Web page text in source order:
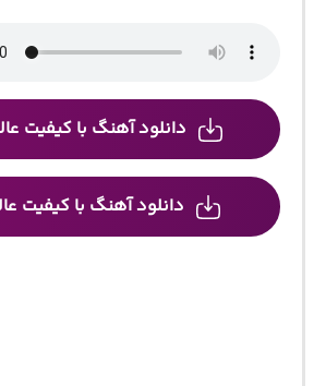
دانلود آهنگ با کیفیت عالی
دانلود آهنگ با کیفیت عالی